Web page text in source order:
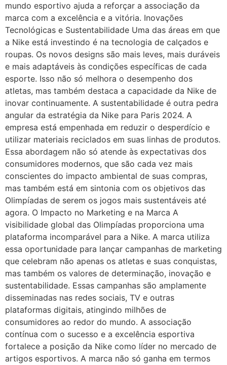
mundo esportivo ajuda a reforçar a associação da
marca com a excelência e a vitória. Inovações
Tecnológicas e Sustentabilidade Uma das áreas em que
a Nike está investindo é na tecnologia de calçados e
roupas. Os novos designs são mais leves, mais duráveis
e mais adaptáveis às condições específicas de cada
esporte. Isso não só melhora o desempenho dos
atletas, mas também destaca a capacidade da Nike de
inovar continuamente. A sustentabilidade é outra pedra
angular da estratégia da Nike para Paris 2024. A
empresa está empenhada em reduzir o desperdício e
utilizar materiais reciclados em suas linhas de produtos.
Essa abordagem não só atende às expectativas dos
consumidores modernos, que são cada vez mais
conscientes do impacto ambiental de suas compras,
mas também está em sintonia com os objetivos das
Olimpíadas de serem os jogos mais sustentáveis até
agora. O Impacto no Marketing e na Marca A
visibilidade global das Olimpíadas proporciona uma
plataforma incomparável para a Nike. A marca utiliza
essa oportunidade para lançar campanhas de marketing
que celebram não apenas os atletas e suas conquistas,
mas também os valores de determinação, inovação e
sustentabilidade. Essas campanhas são amplamente
disseminadas nas redes sociais, TV e outras
plataformas digitais, atingindo milhões de
consumidores ao redor do mundo. A associação
contínua com o sucesso e a excelência esportiva
fortalece a posição da Nike como líder no mercado de
artigos esportivos. A marca não só ganha em termos